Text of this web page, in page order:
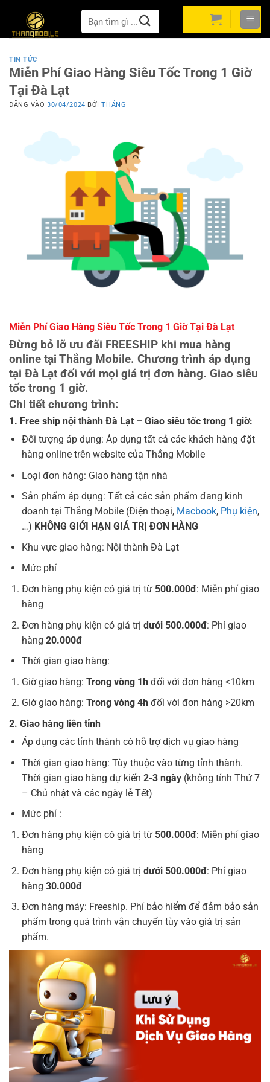
nội
Tìm
kiếm:
TIN TỨC
Miễn Phí Giao Hàng Siêu Tốc Trong 1 Giờ
Tại Đà Lạt
ĐĂNG VÀO30/04/2024 BỞITHẮNG
Miễn Phí Giao Hàng Siêu Tốc Trong 1 Giờ Tại Đà Lạt
Đừng bỏ lỡ ưu đãi FREESHIP khi mua hàng
online tại Thắng Mobile. Chương trình áp dụng
tại Đà Lạt đối với mọi giá trị đơn hàng. Giao siêu
tốc trong 1 giờ.
Chi tiết chương trình:
1. Free ship nội thành Đà Lạt – Giao siêu tốc trong 1 giờ:
Đối tượng áp dụng: Áp dụng tất cả các khách hàng đặt
hàng online trên website của Thắng Mobile
Loại đơn hàng: Giao hàng tận nhà
Sản phẩm áp dụng: Tất cả các sản phẩm đang kinh
doanh tại Thắng Mobile (Điện thoại, Macbook, Phụ kiện,
…) KHÔNG GIỚI HẠN GIÁ TRỊ ĐƠN HÀNG
Khu vực giao hàng: Nội thành Đà Lạt
Mức phí
Đơn hàng phụ kiện có giá trị từ 500.000đ: Miễn phí giao
hàng
Đơn hàng phụ kiện có giá trị dưới 500.000đ: Phí giao
hàng 20.000đ
Thời gian giao hàng:
Giờ giao hàng: Trong vòng 1hđối với đơn hàng <10km
Giờ giao hàng: Trong vòng 4hđối với đơn hàng >20km
2. Giao hàng liên tỉnh
Áp dụng các tỉnh thành có hỗ trợ dịch vụ giao hàng
Thời gian giao hàng: Tùy thuộc vào từng tỉnh thành.
Thời gian giao hàng dự kiến 2-3 ngày(không tính Thứ 7
– Chủ nhật và các ngày lễ Tết)
Mức phí :
Đơn hàng phụ kiện có giá trị từ 500.000đ: Miễn phí giao
hàng
Đơn hàng phụ kiện có giá trị dưới 500.000đ: Phí giao
hàng 30.000đ
Đơn hàng máy: Freeship. Phí bảo hiểm để đảm bảo sản
phẩm trong quá trình vận chuyển tùy vào giá trị sản
phẩm.